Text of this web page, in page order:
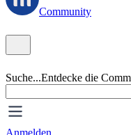
Community
Suche...Entdecke die
Anmelden